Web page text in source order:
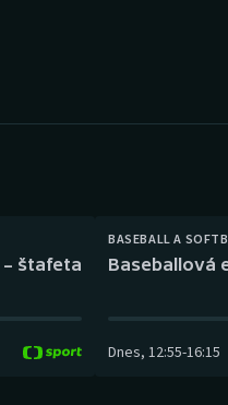
Gymnastika
– štafeta
BASEBALL A
Baseballová
Dnes, 12:55-16:15